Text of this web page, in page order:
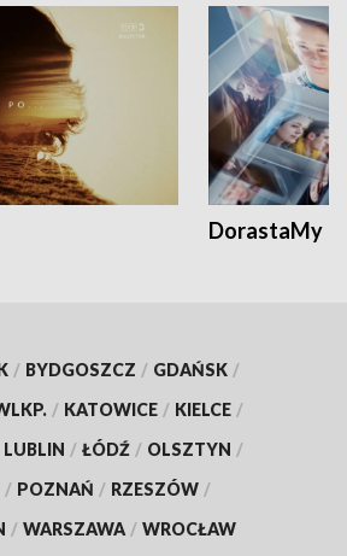
DorastaMy
/ BYDGOSZCZ / GDAŃSK /
/ KATOWICE / KIELCE /
LUBLIN / ŁÓDŹ / OLSZTYN /
/ POZNAŃ / RZESZÓW /
/ WARSZAWA / WROCŁAW